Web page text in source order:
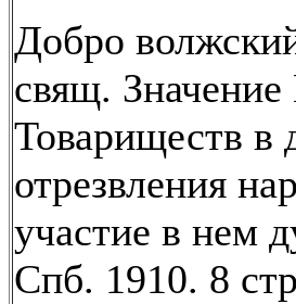
Добро
свящ.
Товариществ в
отрезвления
участие в нем
Спб. 1910. 8